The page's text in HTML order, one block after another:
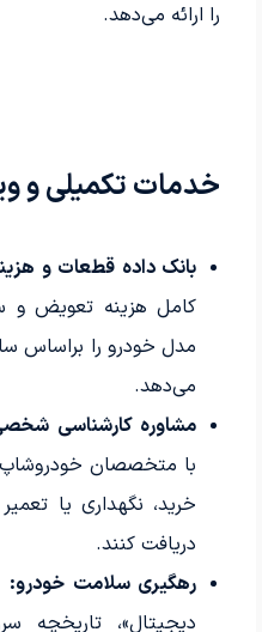
را ارائه می‌دهد.
خدمات تکمیلی و
بانک داده قطعات و
می‌دهد.
مشاوره کارشناسی
با متخصصان خودروشاپ
خرید، نگهداری یا
دریافت کنند.
رهگیری سلامت خودرو:
دیجیتال»، تاریخچه